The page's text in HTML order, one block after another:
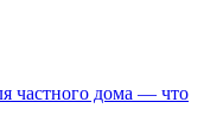
частного дома — что